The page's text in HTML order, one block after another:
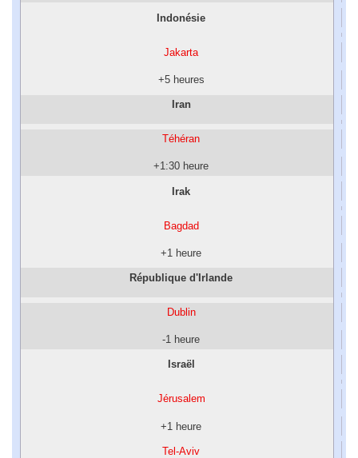
Indonésie
Jakarta
+5 heures
Iran
Téhéran
+1:30 heure
Irak
Bagdad
+1 heure
République d'Irlande
Dublin
-1 heure
Israël
Jérusalem
+1 heure
Tel-Aviv